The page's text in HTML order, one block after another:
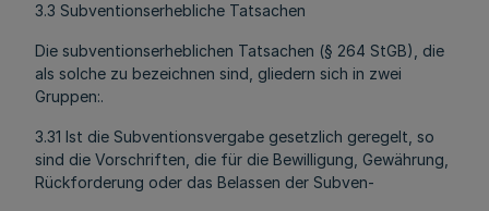
3.3 Subventionserhebliche Tatsachen
Die subventionserheblichen Tatsachen (§ 264 StGB), die
als solche zu bezeichnen sind, gliedern sich in zwei
Gruppen:.
3.31 Ist die Subventionsvergabe gesetzlich geregelt, so
sind die Vorschriften, die für die Bewilligung, Gewährung,
Rückforderung oder das Belassen der Subven-